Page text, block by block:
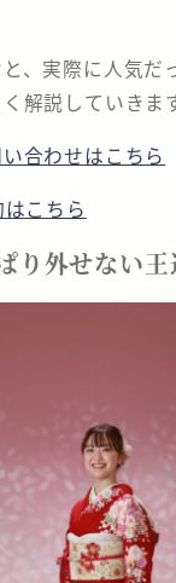
、実際に人気だ
解説していきま
合わせはこちら
こちら
り外せない王